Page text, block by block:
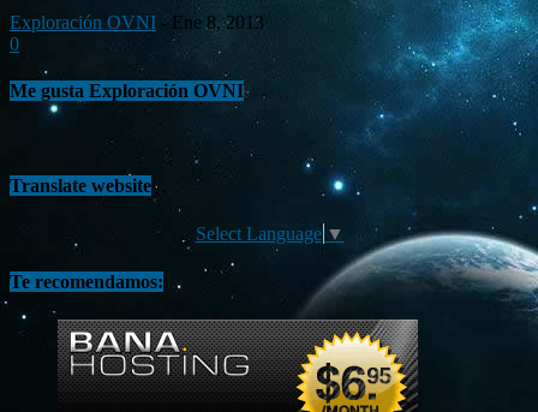
Exploración OVNI - Ene 8, 2013
0
Me gusta Exploración OVNI
Translate website
Select Language ▼
Te recomendamos: